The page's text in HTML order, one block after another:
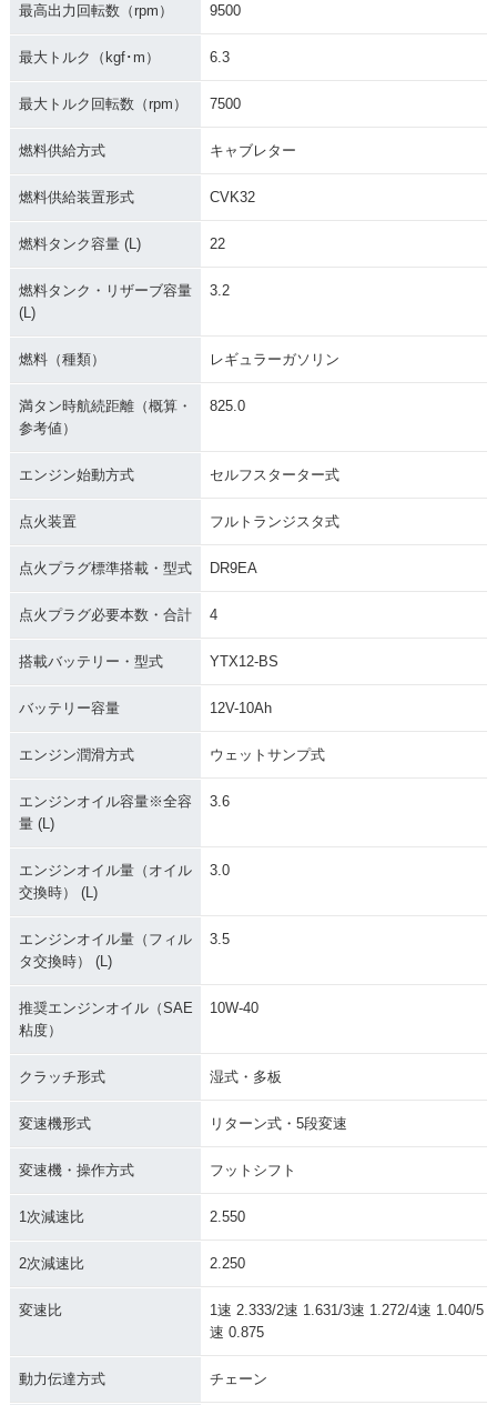
最高出力回転数（rpm） 9500
最大トルク（kgf･m） 6.3
最大トルク回転数（rpm） 7500
燃料供給方式 キャブレター
燃料供給装置形式 CVK32
燃料タンク容量 (L) 22
燃料タンク・リザーブ容量
(L)
3.2
燃料（種類） レギュラーガソリン
満タン時航続距離（概算・
参考値）
825.0
エンジン始動方式 セルフスターター式
点火装置 フルトランジスタ式
点火プラグ標準搭載・型式 DR9EA
点火プラグ必要本数・合計 4
搭載バッテリー・型式 YTX12-BS
バッテリー容量 12V-10Ah
エンジン潤滑方式 ウェットサンプ式
エンジンオイル容量※全容
量 (L)
3.6
エンジンオイル量（オイル
交換時） (L)
3.0
エンジンオイル量（フィル
タ交換時） (L)
3.5
推奨エンジンオイル（SAE
粘度）
10W-40
クラッチ形式 湿式・多板
変速機形式 リターン式・5段変速
変速機・操作方式 フットシフト
1次減速比 2.550
2次減速比 2.250
変速比
1速 2.333/2速 1.631/3速 1.272/4速 1.040/5
速 0.875
動力伝達方式 チェーン